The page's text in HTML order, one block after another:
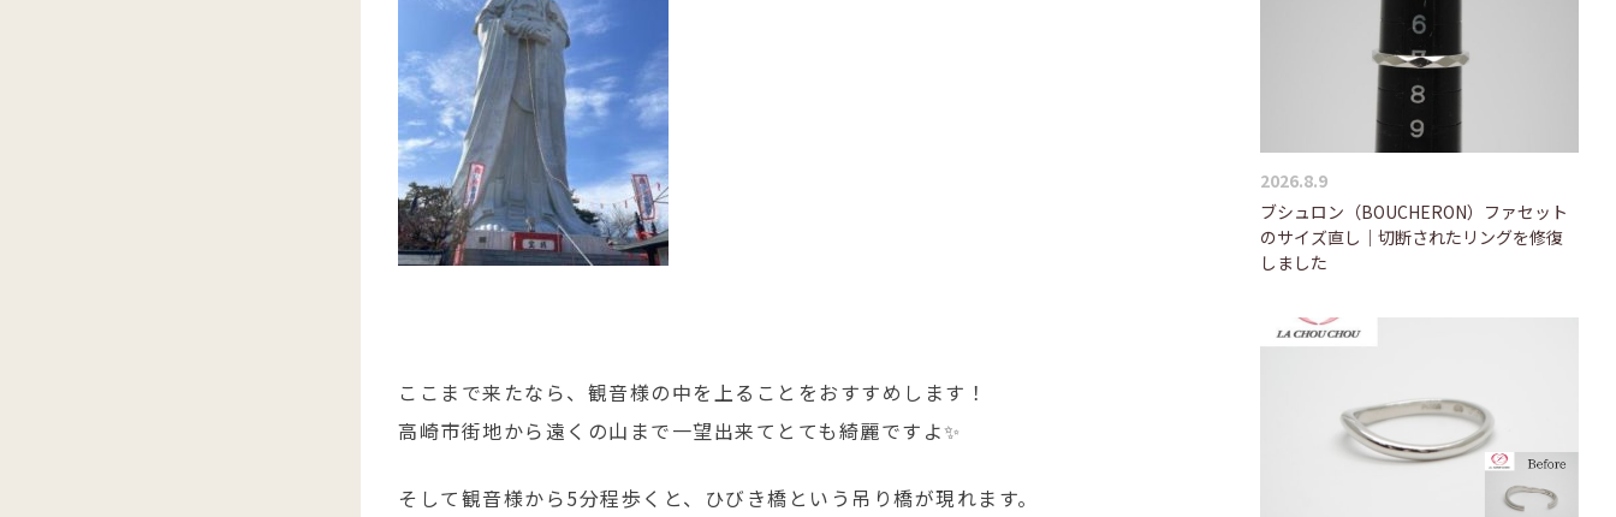
ここまで来たなら、観音様の中を上ることをおすすめします！
高崎市街地から遠くの山まで一望出来てとても綺麗ですよ✨
そして観音様から5分程歩くと、ひびき橋という吊り橋が現れます。
2026.8.9
ブシュロン（BOUCHERON）ファセット
のサイズ直し｜切断されたリングを修復
しました